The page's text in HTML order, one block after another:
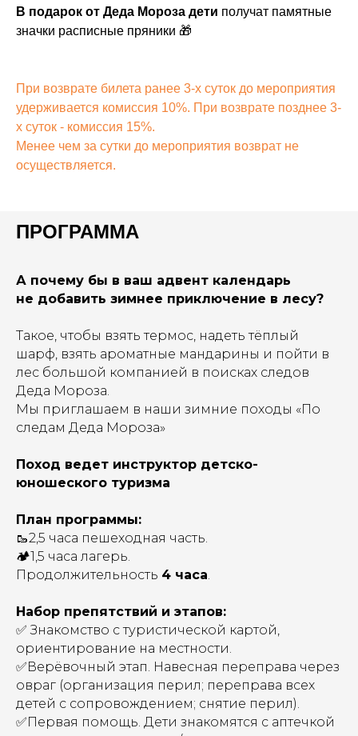
В подарок от Деда Мороза дети получат памятные
значки расписные пряники 🎁
При возврате билета ранее 3-х суток до мероприятия
удерживается комиссия 10%. При возврате позднее 3-
х суток - комиссия 15%.
Менее чем за сутки до мероприятия возврат не
осуществляется.
ПРОГРАММА
А почему бы в ваш адвент календарь
не добавить зимнее приключение в лесу?
Такое, чтобы взять термос, надеть тёплый
шарф, взять ароматные мандарины и пойти в
лес большой компанией в поисках следов
Деда Мороза.
Мы приглашаем в наши зимние походы «По
следам Деда Мороза»
Поход ведет инструктор детско-
юношеского туризма
План программы:
🥾2,5 часа пешеходная часть.
🏕️1,5 часа лагерь.
Продолжительность 4 часа.
Набор препятствий и этапов:
✅ Знакомство с туристической картой,
ориентирование на местности.
✅Верёвочный этап. Навесная переправа через
овраг (организация перил; переправа всех
детей с сопровождением; снятие перил).
✅Первая помощь. Дети знакомятся с аптечкой